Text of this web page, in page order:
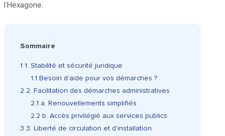
l’Hexagone.
Sommaire
1 1. Stabilité et sécurité juridique
1.1 Besoin d’aide pour vos démarches ?
2 2. Facilitation des démarches administratives
2.1 a. Renouvellements simplifiés
2.2 b. Accès privilégié aux services publics
3 3. Liberté de circulation et d’installation